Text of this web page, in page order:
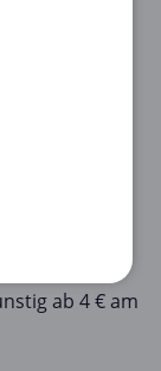
auch
attraktiven
ab 4 € am